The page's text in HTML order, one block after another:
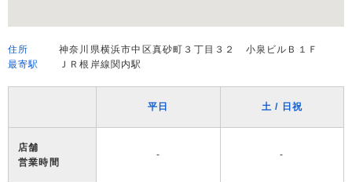
住所
神奈川県横浜市中区真砂町３丁目３２ 小泉ビルＢ１Ｆ
最寄駅
ＪＲ根岸線関内駅
平日 土 / 日祝
店舗
営業時間
- -